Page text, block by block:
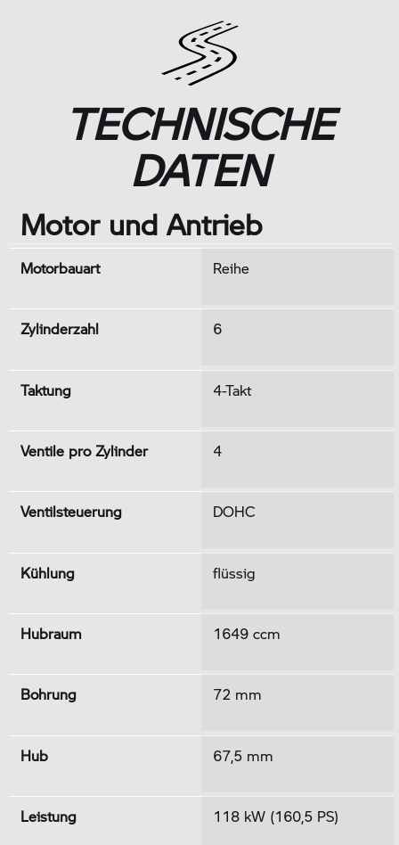
TECHNISCHE
DATEN
Motor und Antrieb
Motorbauart Reihe
Zylinderzahl 6
Taktung 4-Takt
Ventile pro Zylinder 4
Ventilsteuerung DOHC
Kühlung flüssig
Hubraum 1649 ccm
Bohrung 72 mm
Hub 67,5 mm
Leistung 118 kW (160,5 PS)